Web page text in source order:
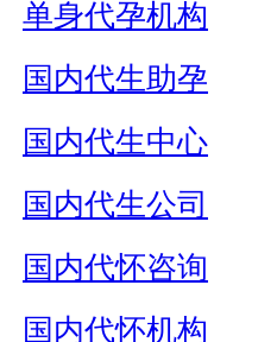
单身代孕机构
国内代生助孕
国内代生中心
国内代生公司
国内代怀咨询
国内代怀机构